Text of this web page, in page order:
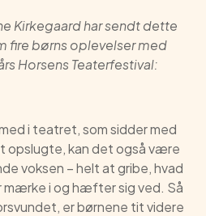
Kirkegaard har sendt dette
fire børns oplevelser med
Horsens Teaterfestival:
i teatret, som sidder med
opslugte, kan det også være
voksen – helt at gribe, hvad
mærke i og hæfter sig ved. Så
er børnene tit videre